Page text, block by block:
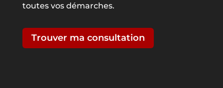
toutes vos démarches.
Trouver ma consultation